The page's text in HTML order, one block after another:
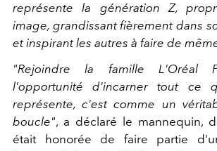
représente la génération Z,
image, grandissant fièrement dans
et inspirant les autres à faire de
"Rejoindre la famille L'Oréal
l'opportunité d'incarner tout ce
représente, c'est comme un
boucle", a déclaré le mannequin,
était honorée de faire partie